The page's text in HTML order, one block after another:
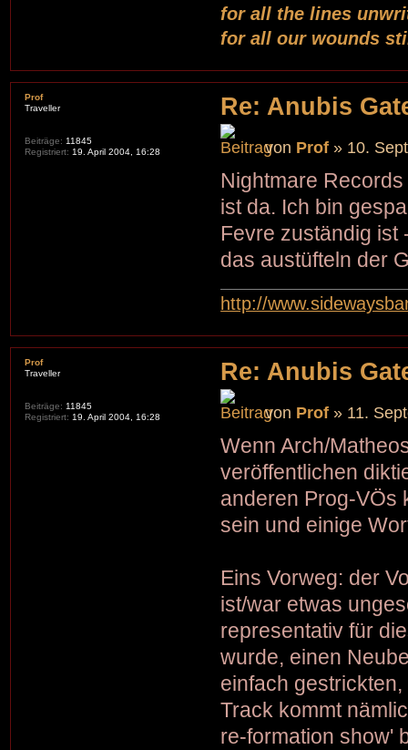
for all the lines
for all our wounds
Re: Anubis
von Prof » 10.
Nightmare
ist da. Ich bin
Fevre zuständig ist
das austüfteln der
http://
Prof
Traveller
Beiträge: 11845
Registriert: 19. April 2004, 16:28
Re: Anubis
von Prof » 11.
Wenn Arch/
veröffentlichen
anderen Prog-VÖs
sein und einige
Eins Vorweg: der
ist/war etwas
representativ für
wurde, einen
einfach
Track kommt
re-formation show'
Prof
Traveller
Beiträge: 11845
Registriert: 19. April 2004, 16:28